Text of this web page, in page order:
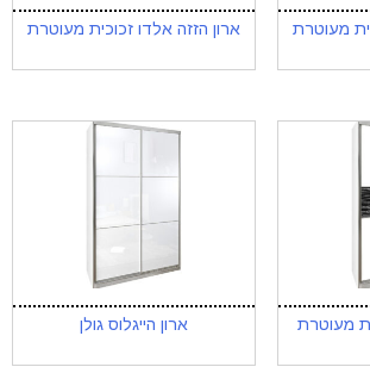
מעוטרת ארון הזזה אלדו זכוכית מעוטרת
מעוטרת ארון הייגלוס גולן